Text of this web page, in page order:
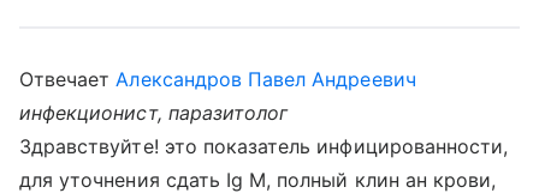
ОтвечаетАлександров Павел Андреевич
инфекционист, паразитолог
Здравствуйте! это показатель инфицированности,
для уточнения сдать Ig M, полный клин ан крови,